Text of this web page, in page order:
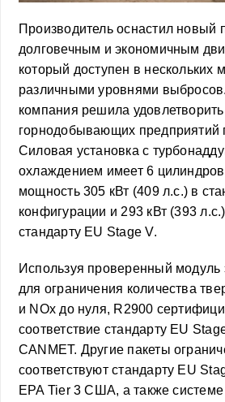
Производитель оснастил новый
долговечным и экономичным
который доступен в нескольких
различными уровнями
компания решила
горнодобывающих предприятий
Силовая установка с
охлаждением имеет 6 цилиндров
мощность 305 кВт (409 л.с.) в
конфигурации и 293 кВт (393
стандарту EU Stage V.
Используя проверенный модуль
для ограничения количества
и NOx до нуля, R2900
соответствие стандарту EU
CANMET. Другие пакеты
соответствуют стандарту EU
EPA Tier 3 США, а также